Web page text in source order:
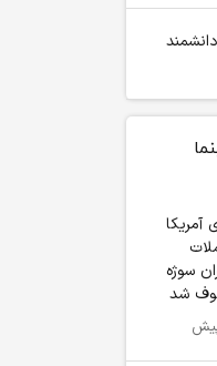
آمریکا
سوژه
شد